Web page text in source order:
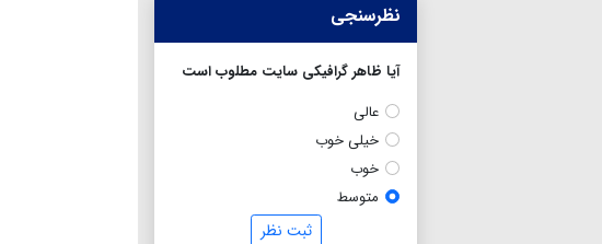
نظرسنجی
آیا ظاهر گرافیکی سایت مطلوب است
عالی
خیلی خوب
خوب
متوسط
ثبت نظر